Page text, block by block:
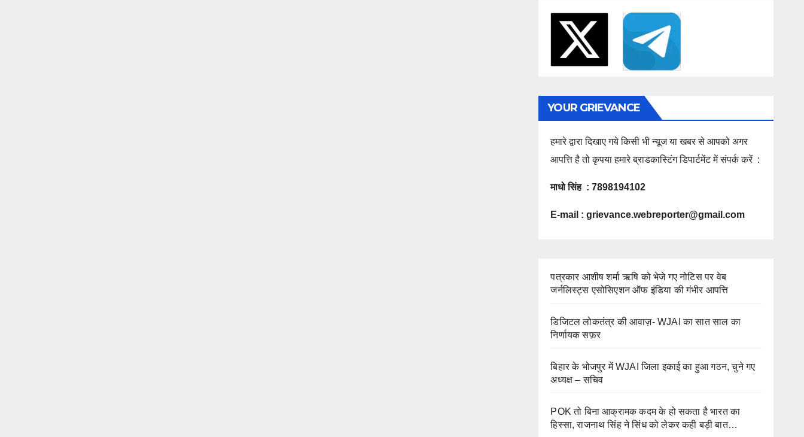
YOUR GRIEVANCE
हमारे द्वारा दिखाए गये किसी भी न्यूज या खबर से आपको अगर
आपत्ति है तो कृपया हमारे ब्राडकास्टिंग डिपार्टमेंट में संपर्क करें :
माधो सिंह : 7898194102
E-mail :grievance.webreporter@gmail.com
पत्रकार आशीष शर्मा ऋषि को भेजे गए नोटिस पर वेब
जर्नलिस्ट्स एसोसिएशन ऑफ इंडिया की गंभीर आपत्ति
डिजिटल लोकतंत्र की आवाज़- WJAI का सात साल का
निर्णायक सफ़र
बिहार के भोजपुर में WJAI जिला इकाई का हुआ गठन, चुने गए
अध्यक्ष – सचिव
POK तो बिना आक्रामक कदम के हो सकता है भारत का
हिस्सा, राजनाथ सिंह ने सिंध को लेकर कही बड़ी बात…